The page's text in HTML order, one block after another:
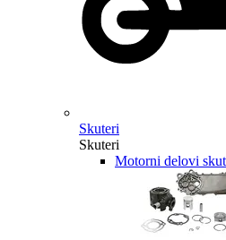
Skuteri
Skuteri
Motorni delovi